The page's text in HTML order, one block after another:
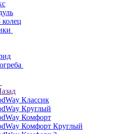
Классик
Круглый
Комфорт
Комфорт Круглый